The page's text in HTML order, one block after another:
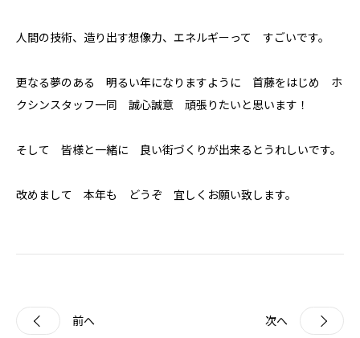
人間の技術、造り出す想像力、エネルギーって すごいです。
更なる夢のある 明るい年になりますように 首藤をはじめ ホ
クシンスタッフ一同 誠心誠意 頑張りたいと思います！
そして 皆様と一緒に 良い街づくりが出来るとうれしいです。
改めまして 本年も どうぞ 宜しくお願い致します。
前へ 次へ